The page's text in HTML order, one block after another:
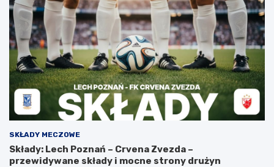
SKŁADY MECZOWE
Składy: Lech Poznań – Crvena Zvezda –
przewidywane składy i mocne strony drużyn